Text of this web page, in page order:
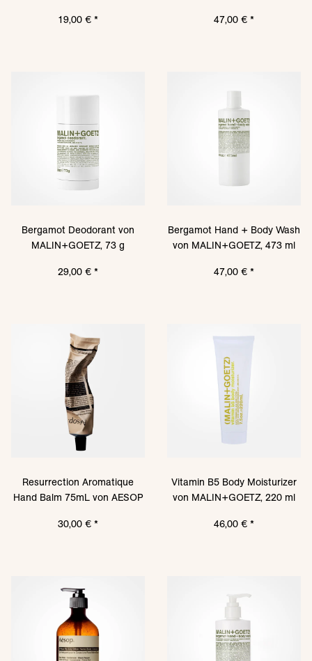
19,00 € *
47,00 € *
Bergamot Deodorant von
MALIN+GOETZ, 73 g
29,00 € *
Bergamot Hand + Body Wash
von MALIN+GOETZ, 473 ml
47,00 € *
Resurrection Aromatique
Hand Balm 75mL von AESOP
30,00 € *
Vitamin B5 Body Moisturizer
von MALIN+GOETZ, 220 ml
46,00 € *